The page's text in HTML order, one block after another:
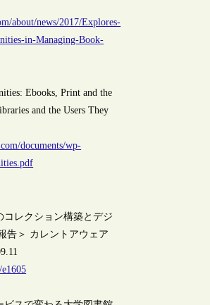
about/news/2017/Explores-
in-Managing-Book-
Ebooks, Print and the
and the Users They
documents/wp-
コレクション構築とデジ
告＞ カレントアウェア